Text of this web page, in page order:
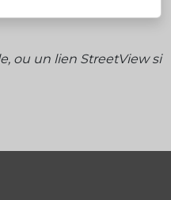
ou un lien StreetView si